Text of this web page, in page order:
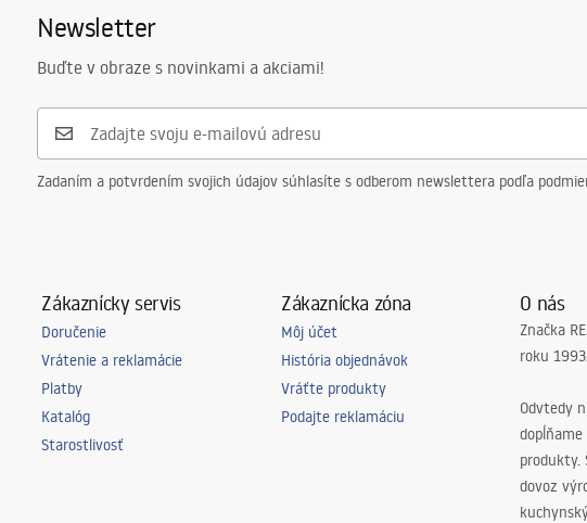
120
150mm
5 rokov
Newsletter
Buďte v obraze s novinkami a akciami!
Zadaním a potvrdením svojich údajov súhlasíte s odberom newslettera podľa
Zákaznícky servis
Doručenie
Vrátenie a reklamácie
Platby
Katalóg
Starostlivosť
Zákaznícka zóna
Môj účet
História objednávok
Vráťte produkty
Podajte reklamáciu
O nás
Značka
roku
Odvtedy
produkty.
dovoz